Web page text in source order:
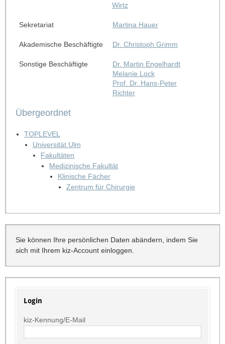
Wirtz
Sekretariat Martina Hauer
Akademische Beschäftigte Dr. Christoph Grimm
Sonstige Beschäftigte
Dr. Martin Engelhardt
Melanie Lock
Prof. Dr. Hans-Peter
Richter
Übergeordnet
TOPLEVEL
Universität Ulm
Fakultäten
Medizinische Fakultät
Klinische Fächer
Zentrum für Chirurgie
Sie können Ihre persönlichen Daten abändern, indem Sie
sich mit Ihrem kiz-Account einloggen.
Login
kiz-Kennung/E-Mail